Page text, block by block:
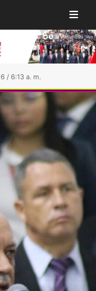
/ 6:13 a. m.